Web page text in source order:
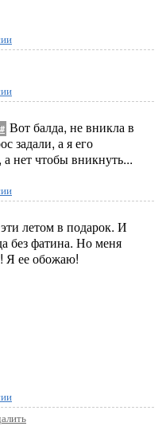
# Вот балда, не вникла в
задали, а я его
а нет чтобы вникнуть...
летом в подарок. И
без фатина. Но меня
Я ее обожаю!